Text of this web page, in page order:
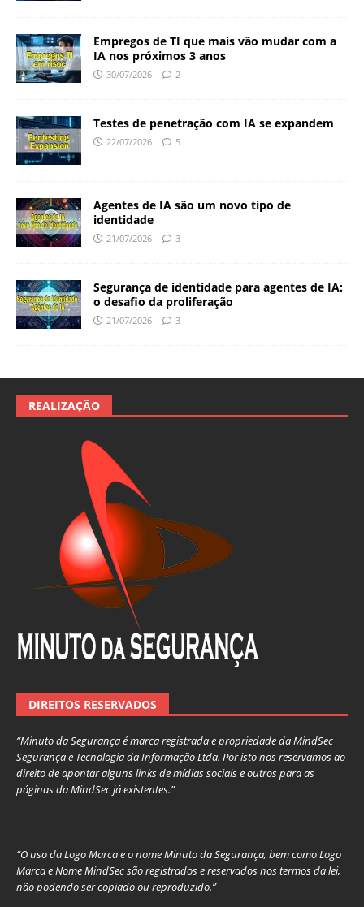
Empregos de TI que mais vão mudar com a
IA nos próximos 3 anos
30/07/2026 2
Testes de penetração com IA se expandem
22/07/2026 5
Agentes de IA são um novo tipo de
identidade
21/07/2026 3
Segurança de identidade para agentes de IA:
o desafio da proliferação
21/07/2026 3
REALIZAÇÃO
DIREITOS RESERVADOS
“Minuto da Segurança é marca registrada e propriedade da MindSec
Segurança e Tecnologia da Informação Ltda. Por isto nos reservamos ao
direito de apontar alguns links de mídias sociais e outros para as
páginas da MindSec já existentes.”
“O uso da Logo Marca e o nome Minuto da Segurança, bem como Logo
Marca e Nome MindSec são registrados e reservados nos termos da lei,
não podendo ser copiado ou reproduzido.”